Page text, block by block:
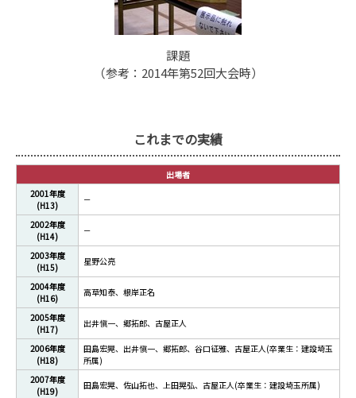
課題
（参考：2014年第52回大会時）
これまでの実績
出場者
2001年度
(H13)
－
2002年度
(H14)
－
2003年度
(H15)
星野公亮
2004年度
(H16)
高草知泰、根岸正名
2005年度
(H17)
出井愼一、郷拓郎、古屋正人
2006年度
(H18)
田島宏晃、出井愼一、郷拓郎、谷口征雅、古屋正人(卒業生：建設埼玉
所属)
2007年度
(H19)
田島宏晃、佐山拓也、上田晃弘、古屋正人(卒業生：建設埼玉所属)